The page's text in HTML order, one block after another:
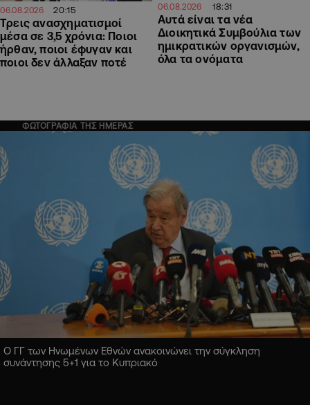
06.08.2026 20:15
Τρεις ανασχηματισμοί
μέσα σε 3,5 χρόνια: Ποιοι
ήρθαν, ποιοι έφυγαν και
ποιοι δεν άλλαξαν ποτέ
06.08.2026 18:31
Αυτά είναι τα νέα
Διοικητικά Συμβούλια των
ημικρατικών οργανισμών,
όλα τα ονόματα
ΦΩΤΟΓΡΑΦΙΑ ΤΗΣ ΗΜΕΡΑΣ
Ο ΓΓ των Ηνωμένων Εθνών ανακοινώνει την σύγκληση
συνάντησης 5+1 για το Κυπριακό